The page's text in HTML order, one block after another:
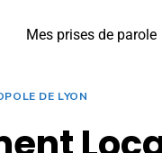
Mes prises de parole
DE LYON